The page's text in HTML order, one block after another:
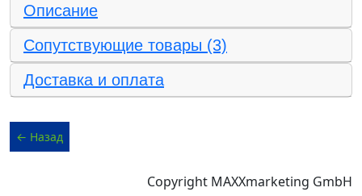
Описание
Сопутствующие товары (3)
Доставка и оплата
Copyright MAXXmarketing GmbH